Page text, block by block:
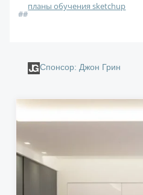
##
планы обучения sketchup
Спонсор: Джон Грин